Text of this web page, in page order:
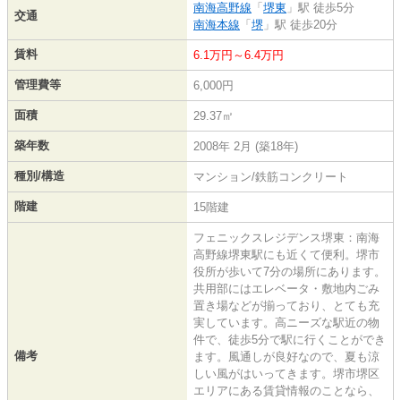
交通
南海高野線 「 堺東 」駅 徒歩5分
南海本線 「 堺 」駅 徒歩20分
賃料 6.1万円～6.4万円
管理費等 6,000円
面積 29.37㎡
築年数 2008年 2月 (築18年)
種別/構造 マンション/鉄筋コンクリート
階建 15階建
備考
フェニックスレジデンス堺東：南海
高野線堺東駅にも近くて便利。堺市
役所が歩いて7分の場所にあります。
共用部にはエレベータ・敷地内ごみ
置き場などが揃っており、とても充
実しています。高ニーズな駅近の物
件で、徒歩5分で駅に行くことができ
ます。風通しが良好なので、夏も涼
しい風がはいってきます。堺市堺区
エリアにある賃貸情報のことなら、